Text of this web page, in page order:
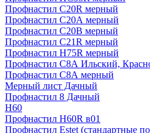
Профнастил С20R мерный
Профнастил С20А мерный
Профнастил С20В мерный
Профнастил С21R мерный
Профнастил Н75R мерный
Профнастил С8А Ильский,
Профнастил С8А мерный
Мерный лист Дачный
Профнастил 8 Дачный
Н60
Профнастил H60R в01
Профнастил Estet (стандартные